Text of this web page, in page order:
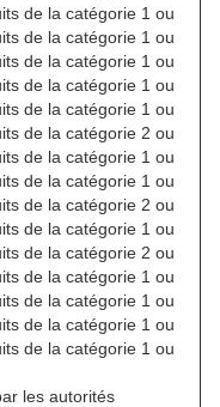
de la catégorie 1 ou
de la catégorie 1 ou
de la catégorie 1 ou
de la catégorie 1 ou
de la catégorie 1 ou
de la catégorie 2 ou
de la catégorie 1 ou
de la catégorie 1 ou
de la catégorie 2 ou
de la catégorie 1 ou
de la catégorie 2 ou
de la catégorie 1 ou
de la catégorie 1 ou
de la catégorie 1 ou
de la catégorie 1 ou
les autorités